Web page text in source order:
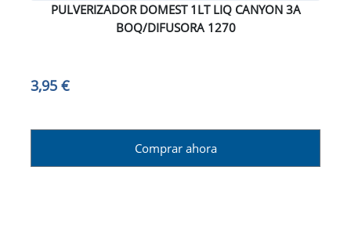
PULVERIZADOR DOMEST 1LT LIQ CANYON 3A
BOQ/DIFUSORA 1270
3,95 €
Comprar ahora